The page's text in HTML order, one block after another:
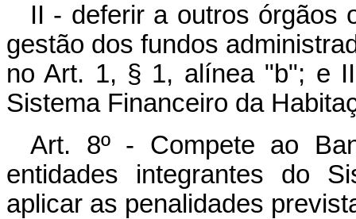
II - deferir a outros órgãos
gestão dos fundos
no Art. 1, § 1, alínea "b"; e
Sistema Financeiro da
Art. 8º - Compete ao
entidades integrantes do
aplicar as penalidades